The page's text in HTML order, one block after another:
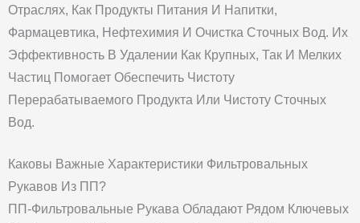
Отраслях, Как Продукты Питания И Напитки,
Фармацевтика, Нефтехимия И Очистка Сточных Вод. Их
Эффективность В Удалении Как Крупных, Так И Мелких
Частиц Помогает Обеспечить Чистоту
Перерабатываемого Продукта Или Чистоту Сточных
Вод.
Каковы Важные Характеристики Фильтровальных
Рукавов Из ПП?
ПП-Фильтровальные Рукава Обладают Рядом Ключевых